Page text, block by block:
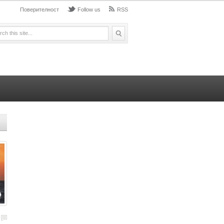
Поверителност Follow us RSS